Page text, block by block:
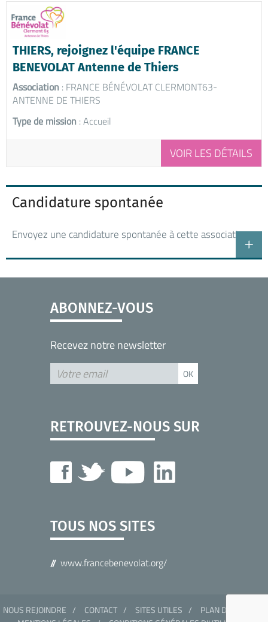
THIERS, rejoignez l'équipe FRANCE
BENEVOLAT Antenne de Thiers
Association : FRANCE BÉNÉVOLAT CLERMONT63-
ANTENNE DE THIERS
Type de mission : Accueil
VOIR LES DÉTAILS
Candidature spontanée
Envoyez une candidature spontanée à cette association
ABONNEZ-VOUS
Recevez notre newsletter
RETROUVEZ-NOUS SUR
TOUS NOS SITES
www.francebenevolat.org/
NOUS REJOINDRE CONTACT SITES UTILES
PLAN DU SITE